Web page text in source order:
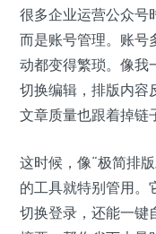
很多企业运营公众号
而是账号管理。账号
动都变得繁琐。像我
切换编辑，排版内容
文章质量也跟着掉链
这时候，像“极简排
的工具就特别管用。
切换登录，还能一键